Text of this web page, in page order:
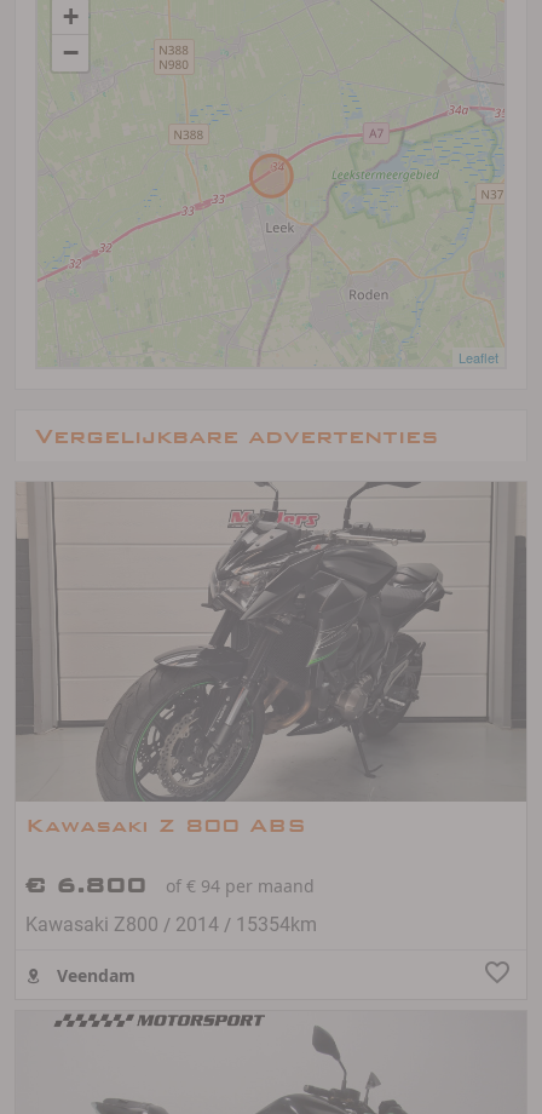
+
−
Leaflet
Vergelijkbare advertenties
Kawasaki Z 800 ABS
€ 6.800
of € 94 per maand
Kawasaki Z800 / 2014 / 15354km
Veendam